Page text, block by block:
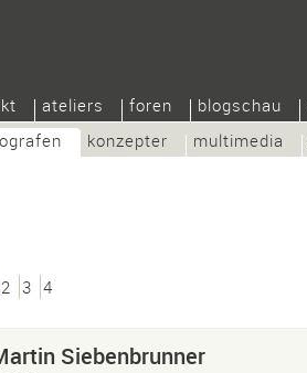
konzepter multimedia
ateliers foren blogschau
2 3 4
Siebenbrunner